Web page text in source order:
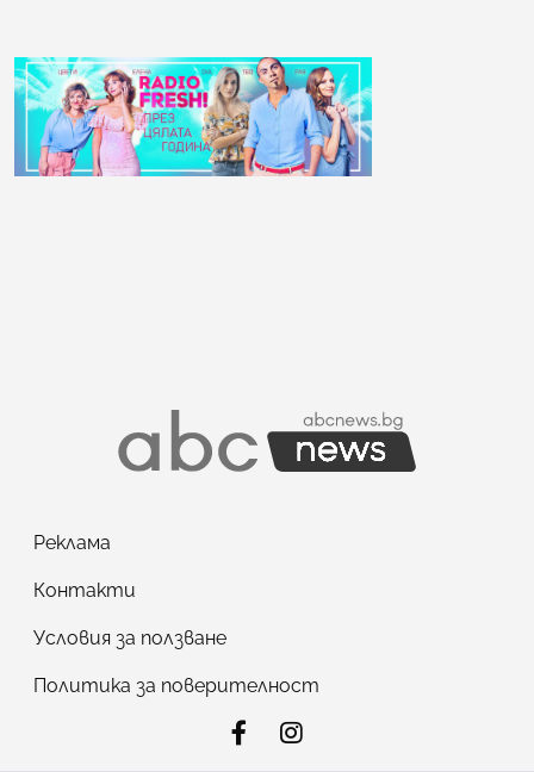
Реклама
Контакти
Условия за ползване
Политика за поверителност